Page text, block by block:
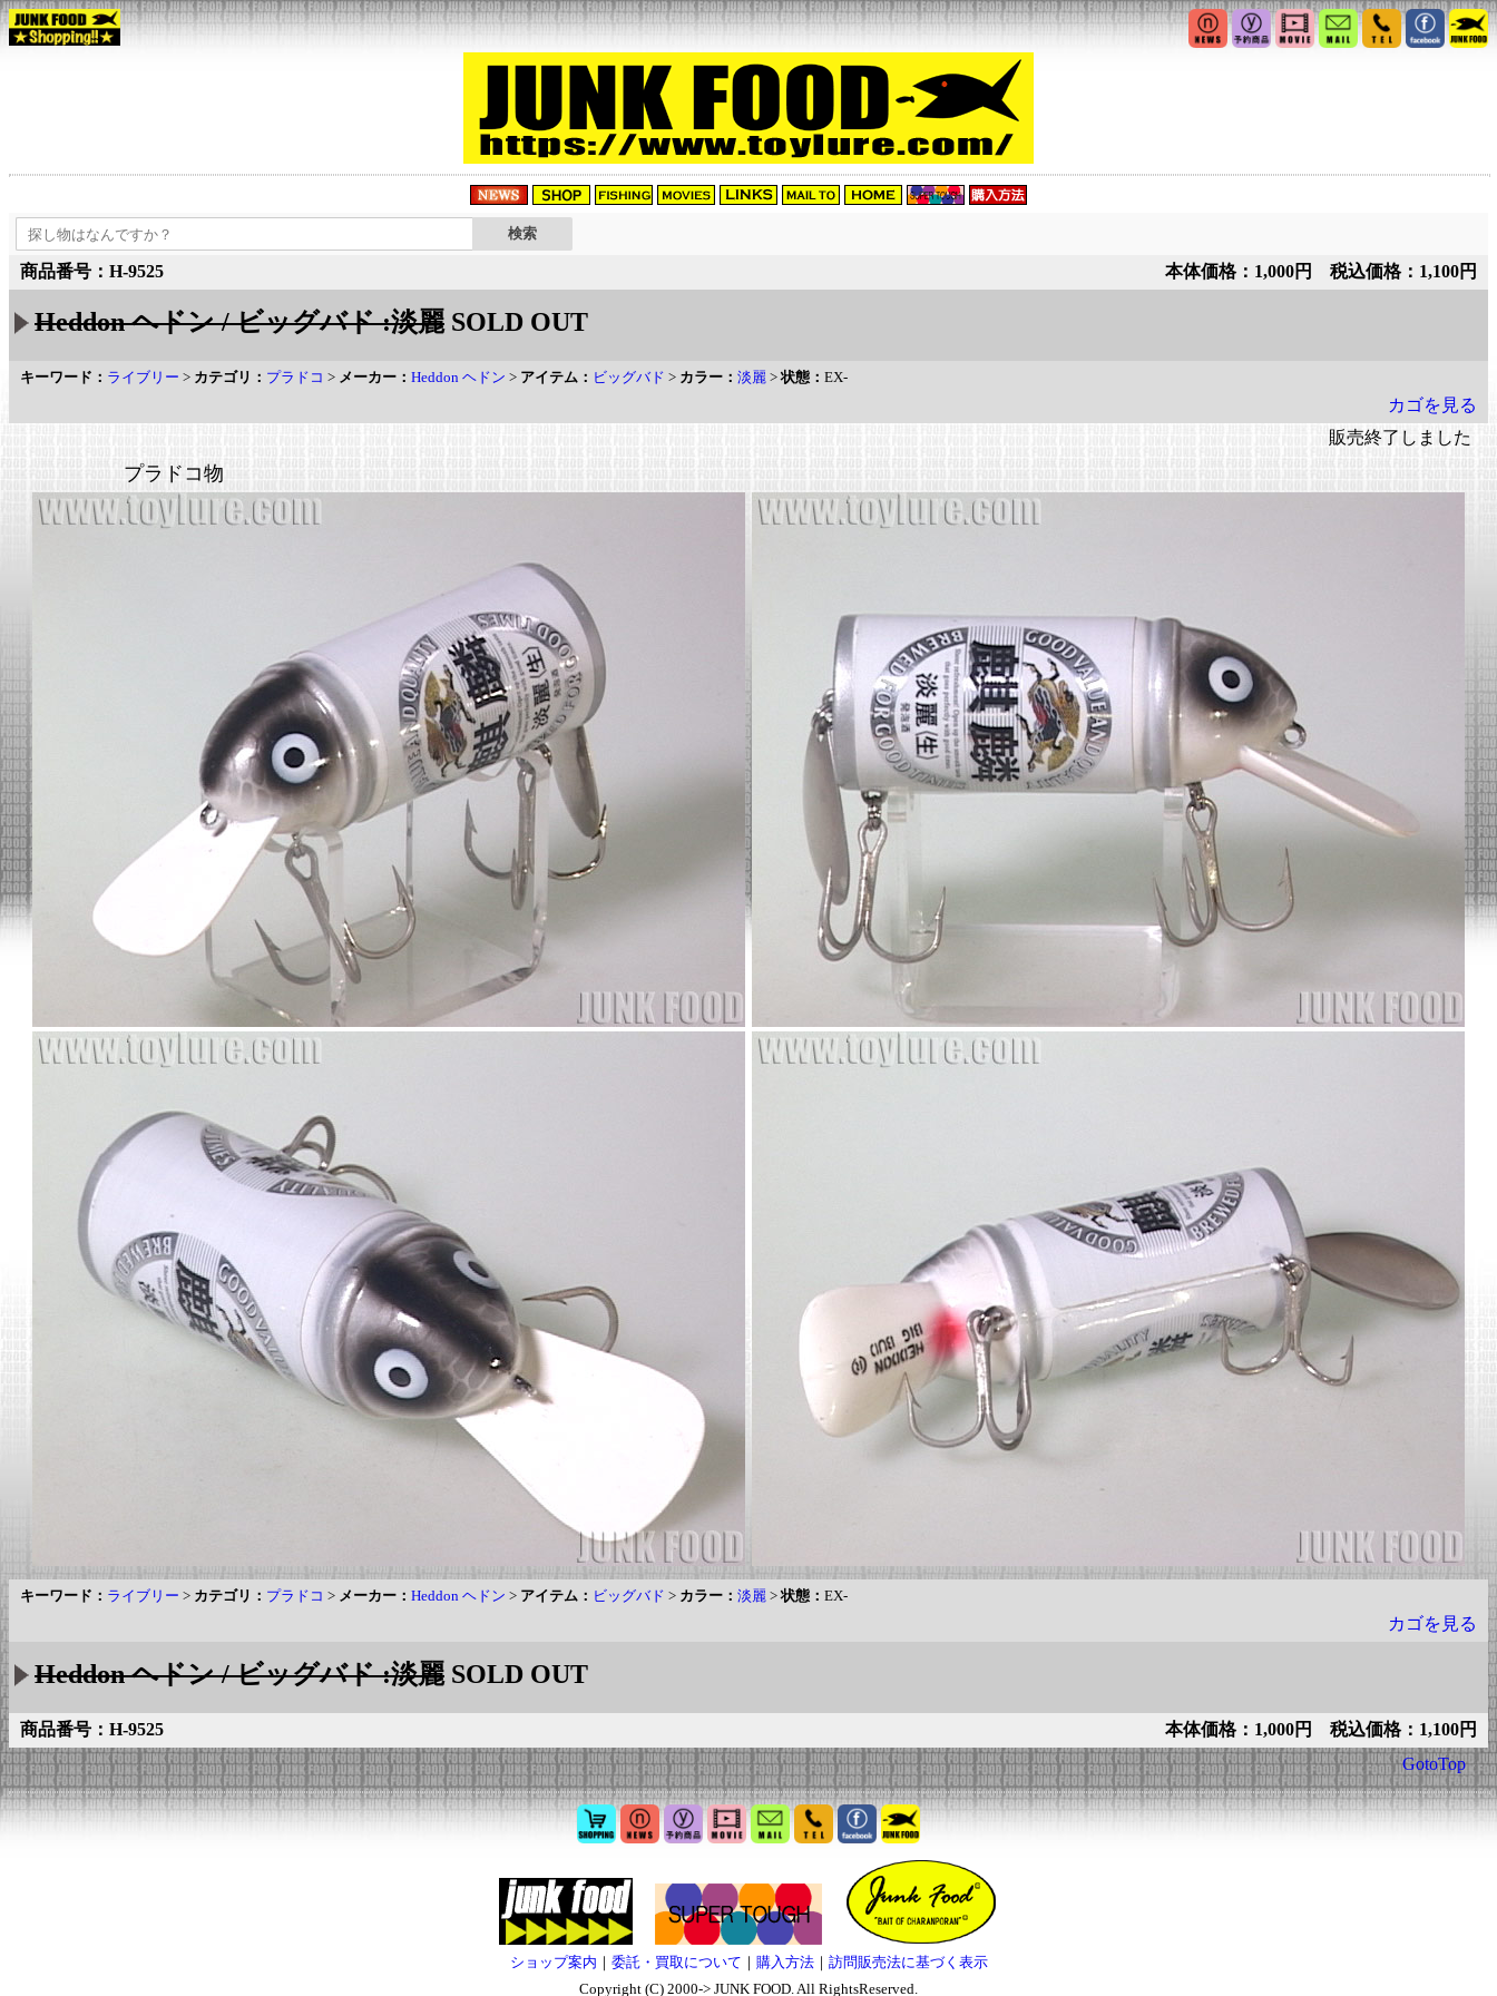
商品番号：H-9525 本体価格：1,000円 税込価格：1,100円
Heddon ヘドン / ビッグバド :淡麗SOLD OUT
キーワード： ライブリー > カテゴリ： プラドコ > メーカー： Heddon ヘドン > アイテム： ビッグバド > カラー： 淡麗 >状態： EX-
カゴを見る
販売終了しました
プラドコ物
キーワード： ライブリー > カテゴリ： プラドコ > メーカー： Heddon ヘドン > アイテム： ビッグバド > カラー： 淡麗 >状態： EX-
カゴを見る
Heddon ヘドン / ビッグバド :淡麗SOLD OUT
商品番号：H-9525
本体価格：1,000円 税込価格：1,100円
GotoTop
ショップ案内 ｜ 委託・買取について ｜ 購入方法｜ 訪問販売法に基づく表示
Copyright (C) 2000-> JUNK FOOD. All RightsReserved.